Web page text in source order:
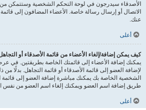
الأصدقاء سيدرجون في لوحة التحكم الشخصية وستتمكن من
الاتصال أو إرسال رسالة خاصة. الأعضاء المضافون إلى
عنك.
أعلى
كيف يمكن إضافة/إلغاء الأعضاء من قائمة الأصدقاء أو
يمكنك إضافة الأعضاء إلى قائمتك الخاصة بطريقتين. في
لإضافة العضو إلى قائمة الأصدقاء أو قائمة التجاهل. بدلًا
الشخصية الخاصة بك يمكنك مباشرة إضافة العضو إلى قائمة
طريق إضافة اسم العضو ويمكنك إلغاء اسم العضو من نفس
أعلى